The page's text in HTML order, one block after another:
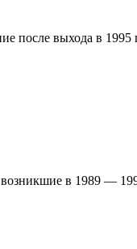
после выхода в 1995
в 1989 —